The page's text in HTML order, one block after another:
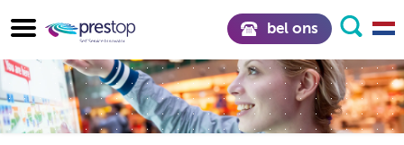
bel ons